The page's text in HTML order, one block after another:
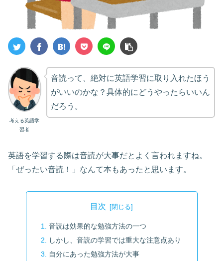
考える英語学
習者
音読って、絶対に英語学習に取り入れたほう
がいいのかな？具体的にどうやったらいいん
だろう。
英語を学習する際は音読が大事だとよく言われますね。
「ぜったい音読！」なんて本もあったと思います。
目次
音読は効果的な勉強方法の一つ
しかし、音読の学習では重大な注意点あり
自分にあった勉強方法が大事